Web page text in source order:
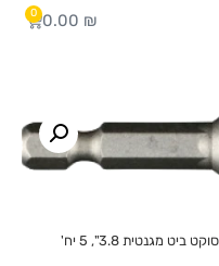
0.00 ₪
0
/ סוקט ביט מגנטית 3.8", 5 יח'